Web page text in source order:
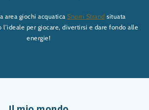
area giochi acquatica Snorri Strand situata
l’ideale per giocare, divertirsi e dare fondo alle
energie!